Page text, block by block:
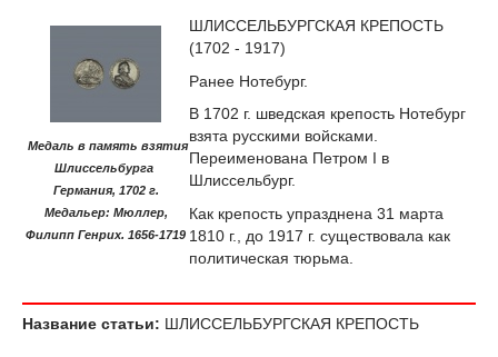
Медаль в память взятия
Шлиссельбурга
Германия, 1702 г.
Медальер: Мюллер,
Филипп Генрих. 1656-1719
ШЛИССЕЛЬБУРГСКАЯ КРЕПОСТЬ
(1702 - 1917)
Ранее Нотебург.
В 1702 г. шведская крепость Нотебург
взята русскими войсками.
Переименована Петром I в
Шлиссельбург.
Как крепость упразднена 31 марта
1810 г., до 1917 г. существовала как
политическая тюрьма.
Название статьи: ШЛИССЕЛЬБУРГСКАЯ КРЕПОСТЬ